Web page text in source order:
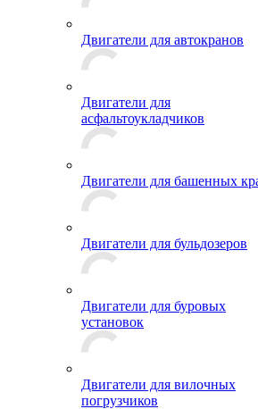
Двигатели для автокранов
Двигатели для
асфальтоукладчиков
Двигатели для башенных
Двигатели для бульдозеров
Двигатели для буровых
установок
Двигатели для вилочных
погрузчиков